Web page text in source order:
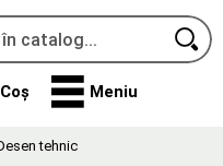
Coș Meniu
tehnic